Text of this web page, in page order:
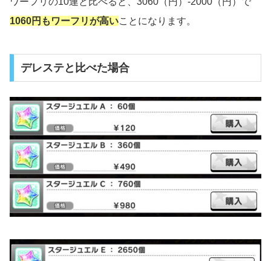
1060円もワーフリが高いことになります。
デレステと比べた場合